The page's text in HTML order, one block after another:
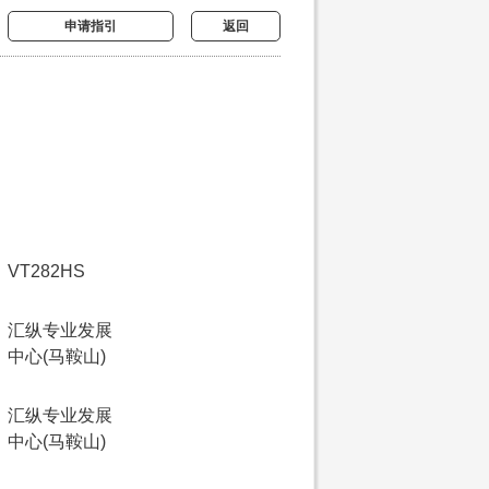
申请指引 返回
VT282HS
汇纵专业发展
中心(马鞍山)
汇纵专业发展
中心(马鞍山)